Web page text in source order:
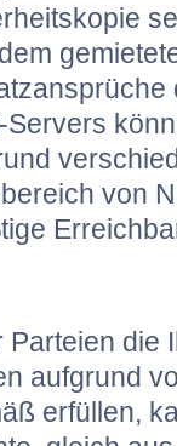
Servers
von
Parteien die
aufgrund
erfüllen,